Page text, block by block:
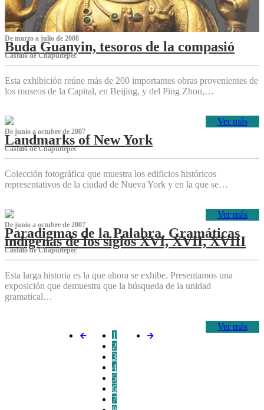
De marzo a julio de 2008
Buda Guanyin, tesoros de la compasió
Castillo de Chapultepec
Esta exhibición reúne más de 200 importantes obras provenientes de
los museos de la Capital, en Beijing, y del Ping Zhou,…
Ver más
De junio a octubre de 2007
Landmarks of New York
Castillo de Chapultepec
Colección fotográfica que muestra los edificios históricos
representativos de la ciudad de Nueva York y en la que se…
Ver más
De junio a octubre de 2007
Paradigmas de la Palabra. Gramáticas
indígenas de los siglos XVI, XVII, XVIII
Castillo de Chapultepec
Esta larga historia es la que ahora se exhibe. Presentamos una
exposición que demuestra que la búsqueda de la unidad
gramatical…
Ver más
1
2
3
4
5
6
7